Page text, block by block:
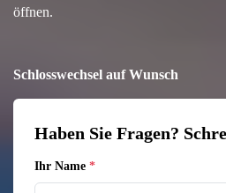
öffnen.
Schlosswechsel auf Wunsch
Haben Sie Fragen?
Ihr Name